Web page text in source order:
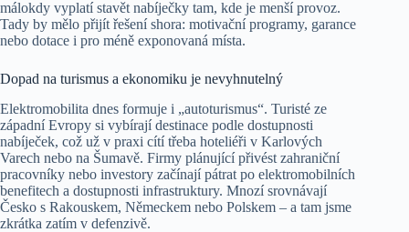
málokdy vyplatí stavět nabíječky tam, kde je menší provoz.
Tady by mělo přijít řešení shora: motivační programy, garance
nebo dotace i pro méně exponovaná místa.
Dopad na turismus a ekonomiku je nevyhnutelný
Elektromobilita dnes formuje i „autoturismus“. Turisté ze
západní Evropy si vybírají destinace podle dostupnosti
nabíječek, což už v praxi cítí třeba hoteliéři v Karlových
Varech nebo na Šumavě. Firmy plánující přivést zahraniční
pracovníky nebo investory začínají pátrat po elektromobilních
benefitech a dostupnosti infrastruktury. Mnozí srovnávají
Česko s Rakouskem, Německem nebo Polskem – a tam jsme
zkrátka zatím v defenzivě.